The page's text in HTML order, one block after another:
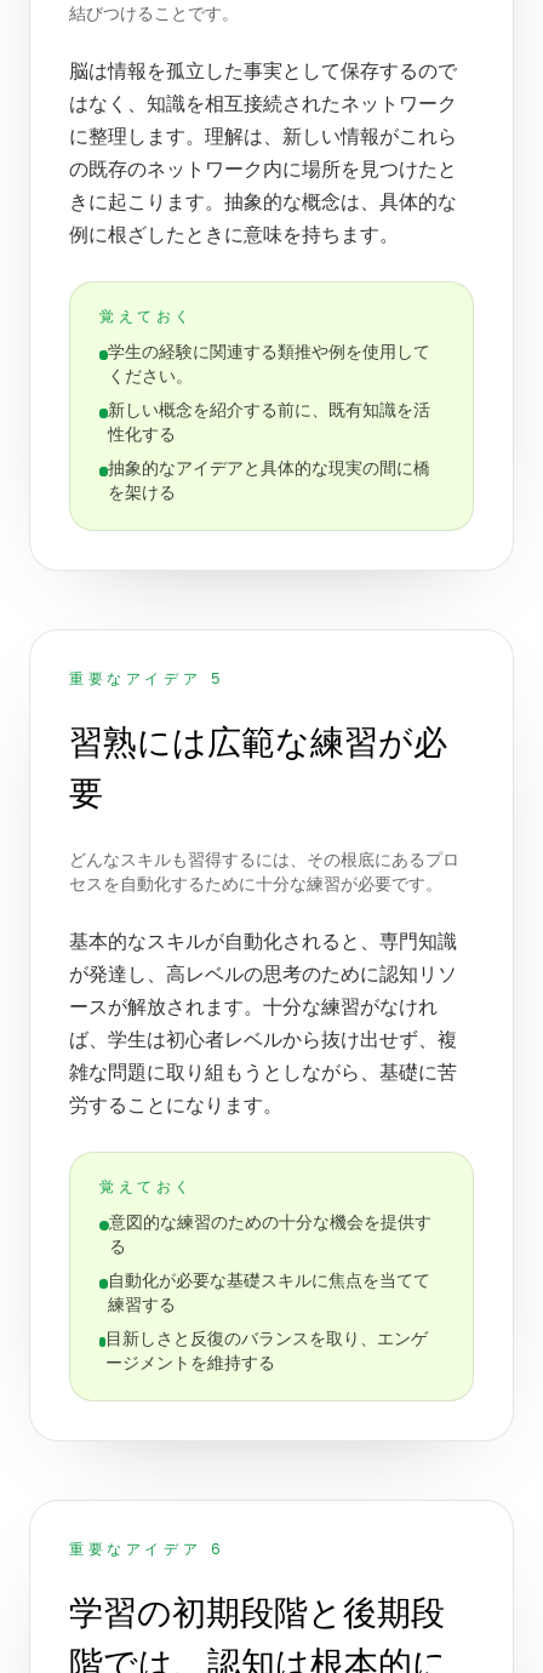
結びつけることです。
脳は情報を孤立した事実として保存するので
はなく、知識を相互接続されたネットワーク
に整理します。理解は、新しい情報がこれら
の既存のネットワーク内に場所を見つけたと
きに起こります。抽象的な概念は、具体的な
例に根ざしたときに意味を持ちます。
覚えておく
学生の経験に関連する類推や例を使用して
ください。
新しい概念を紹介する前に、既有知識を活
性化する
抽象的なアイデアと具体的な現実の間に橋
を架ける
重要なアイデア 5
習熟には広範な練習が必
要
どんなスキルも習得するには、その根底にあるプロ
セスを自動化するために十分な練習が必要です。
基本的なスキルが自動化されると、専門知識
が発達し、高レベルの思考のために認知リソ
ースが解放されます。十分な練習がなけれ
ば、学生は初心者レベルから抜け出せず、複
雑な問題に取り組もうとしながら、基礎に苦
労することになります。
覚えておく
意図的な練習のための十分な機会を提供す
る
自動化が必要な基礎スキルに焦点を当てて
練習する
目新しさと反復のバランスを取り、エンゲ
ージメントを維持する
重要なアイデア 6
学習の初期段階と後期段
階では、認知は根本的に